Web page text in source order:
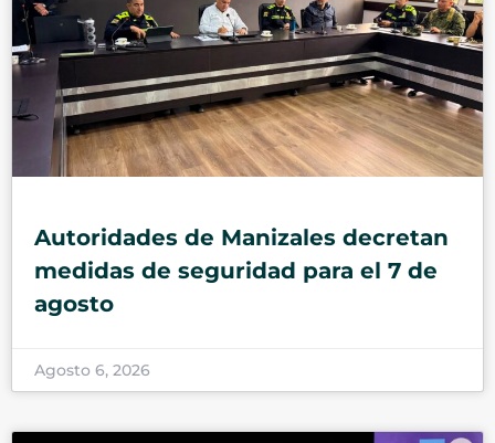
Autoridades de Manizales decretan
medidas de seguridad para el 7 de
agosto
Agosto 6, 2026